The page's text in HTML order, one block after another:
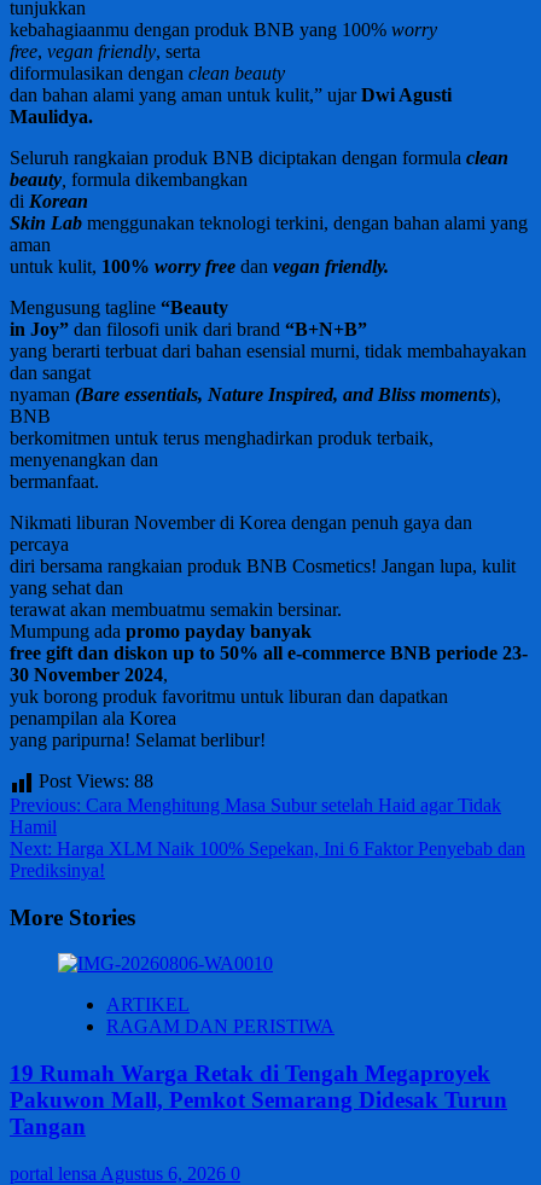
tunjukkan
kebahagiaanmu dengan produk BNB yang 100% worry
free, vegan friendly, serta
diformulasikan dengan clean beauty
dan bahan alami yang aman untuk kulit,” ujarDwi Agusti
Maulidya.
Seluruh rangkaian produk BNB diciptakan dengan formula clean
beauty formula dikembangkan
di Korean
Skin Lab menggunakan teknologi terkini, dengan bahan alami yang
aman
untuk kulit, 100% worry free dan vegan friendly.
Mengusung tagline “Beauty
in Joy” dan filosofi unik dari brand “B+N+B”
yang berarti terbuat dari bahan esensial murni, tidak membahayakan
dan sangat
nyaman (Bare essentials, Nature Inspired, and Bliss moments),
BNB
berkomitmen untuk terus menghadirkan produk terbaik,
menyenangkan dan
bermanfaat.
Nikmati liburan November di Korea dengan penuh gaya dan
percaya
diri bersama rangkaian produk BNB Cosmetics! Jangan lupa, kulit
yang sehat dan
terawat akan membuatmu semakin bersinar.
Mumpung ada promo payday banyak
free gift dan diskon up to 50% all e-commerce BNB periode 23-
30 November 2024,
yuk borong produk favoritmu untuk liburan dan dapatkan
penampilan ala Korea
yang paripurna! Selamat berlibur!
Post Views: 88
Post
navigation
Previous: Cara Menghitung Masa Subur setelah Haid agar Tidak
Hamil
Next: Harga XLM Naik 100% Sepekan, Ini 6 Faktor Penyebab dan
Prediksinya!
More Stories
ARTIKEL
RAGAM DAN PERISTIWA
19 Rumah Warga Retak di Tengah Megaproyek
Pakuwon Mall, Pemkot Semarang Didesak Turun
Tangan
portal lensa Agustus 6, 2026 0